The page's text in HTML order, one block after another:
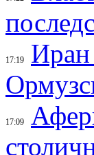
17:19
Иран
17:09